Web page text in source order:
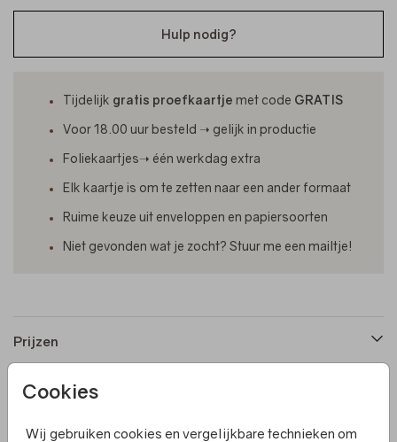
Cookies
Wij gebruiken cookies en vergelijkbare technieken om
Hulp nodig?
Tijdelijk gratis proefkaartje met code GRATIS
Voor 18.00 uur besteld ➝ gelijk in productie
Foliekaartjes➝ één werkdag extra
Elk kaartje is om te zetten naar een ander formaat
Ruime keuze uit enveloppen en papiersoorten
Niet gevonden wat je zocht? Stuur me een mailtje!
Prijzen
Productinformatie